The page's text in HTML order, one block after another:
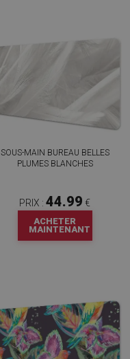
SOUS-MAIN BUREAU BELLES
PLUMES BLANCHES
PRIX : 44.99 €
ACHETER
MAINTENANT